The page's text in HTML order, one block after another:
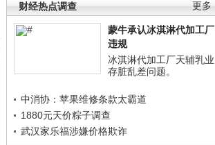
更多
财经热点调查
蒙牛承认冰淇淋代加工厂
违规
冰淇淋代加工厂天辅乳业
存脏乱差问题。
中消协：苹果维修条款太霸道
1880元天价粽子调查
武汉家乐福涉嫌价格欺诈